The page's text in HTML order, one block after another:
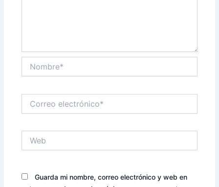
electrónico*
Guarda mi nombre, correo electrónico y web en